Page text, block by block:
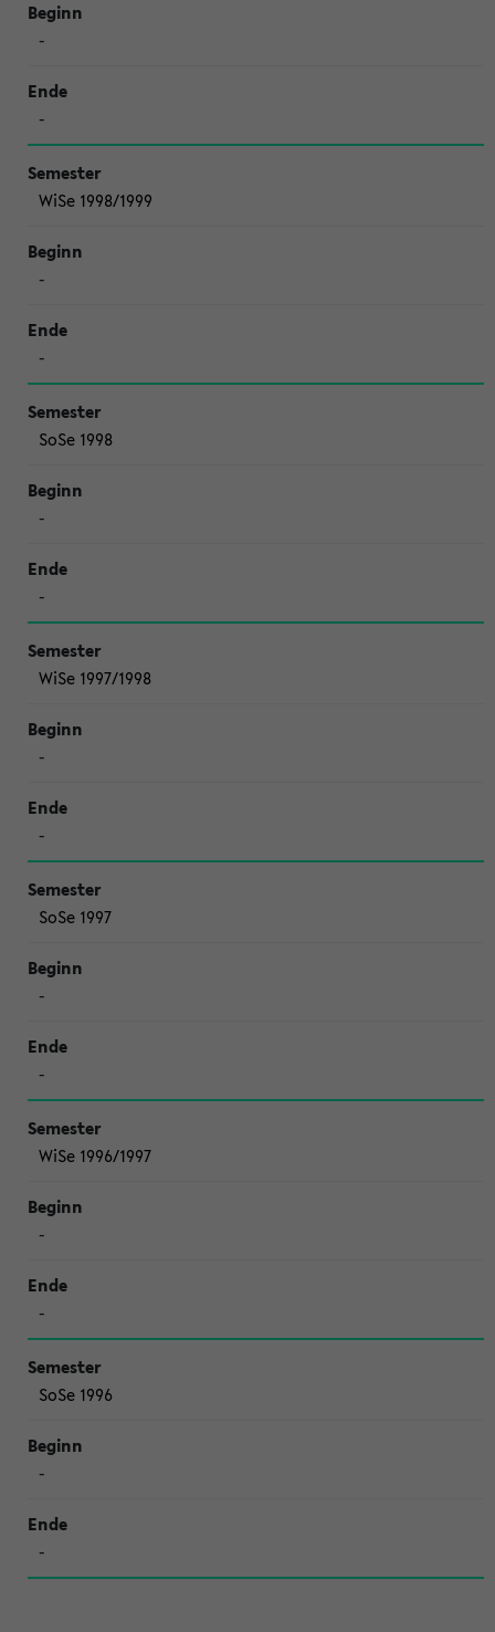
-
-
WiSe 1998/1999
-
-
SoSe 1998
-
-
WiSe 1997/1998
-
-
SoSe 1997
-
-
WiSe 1996/1997
-
-
SoSe 1996
-
-